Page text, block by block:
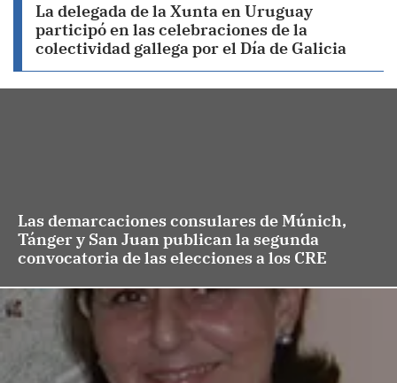
La delegada de la Xunta en Uruguay
participó en las celebraciones de la
colectividad gallega por el Día de Galicia
Las demarcaciones consulares de Múnich,
Tánger y San Juan publican la segunda
convocatoria de las elecciones a los CRE